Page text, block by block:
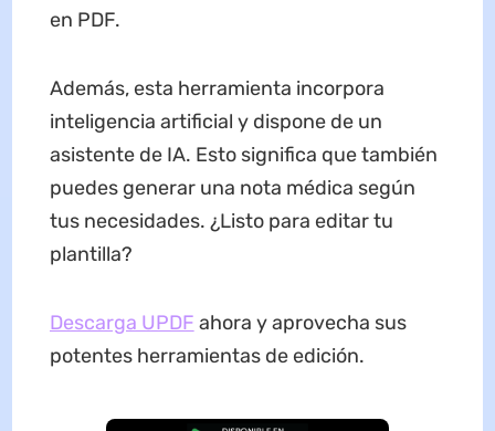
en PDF.
Además, esta herramienta incorpora
inteligencia artificial y dispone de un
asistente de IA. Esto significa que también
puedes generar una nota médica según
tus necesidades. ¿Listo para editar tu
plantilla?
Descarga UPDF ahora y aprovecha sus
potentes herramientas de edición.